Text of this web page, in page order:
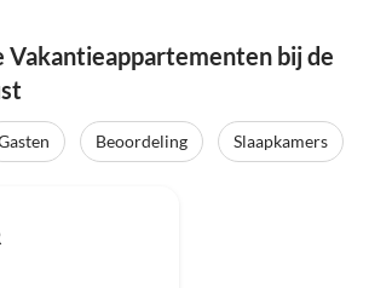
Vakantieappartementen bij de
Beoordeling
Slaapkamers